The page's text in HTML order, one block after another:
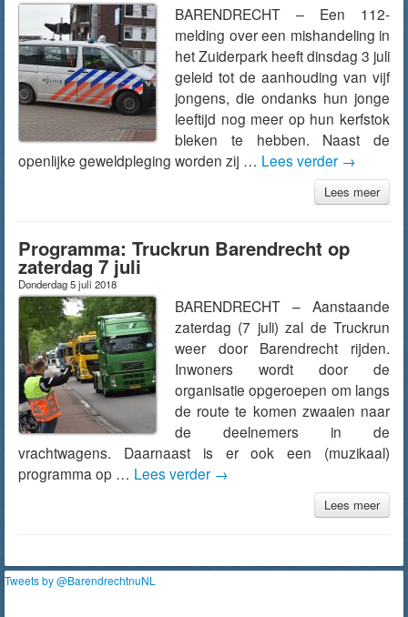
BARENDRECHT – Een 112-
melding over een mishandeling in
het Zuiderpark heeft dinsdag 3 juli
geleid tot de aanhouding van vijf
jongens, die ondanks hun jonge
leeftijd nog meer op hun kerfstok
bleken te hebben. Naast de
openlijke geweldpleging worden zij … Lees verder →
Lees meer
Programma: Truckrun Barendrecht op
zaterdag 7 juli
Donderdag 5 juli 2018
BARENDRECHT – Aanstaande
zaterdag (7 juli) zal de Truckrun
weer door Barendrecht rijden.
Inwoners wordt door de
organisatie opgeroepen om langs
de route te komen zwaaien naar
de deelnemers in de
vrachtwagens. Daarnaast is er ook een (muzikaal)
programma op … Lees verder →
Lees meer
Tweets by @BarendrechtnuNL